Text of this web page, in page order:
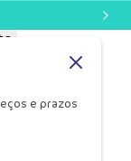
e prazos